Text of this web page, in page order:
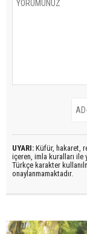
UYARI: Küfür, hakaret,
içeren, imla kuralları ile
Türkçe karakter
onaylanmamaktadır.